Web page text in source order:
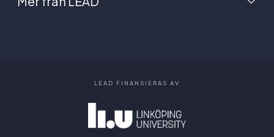
LEAD FINANSIERAS AV